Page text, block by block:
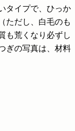
タイプで、ひっか
ただし、白毛のも
も荒くなり必ずし
ぎの写真は、材料